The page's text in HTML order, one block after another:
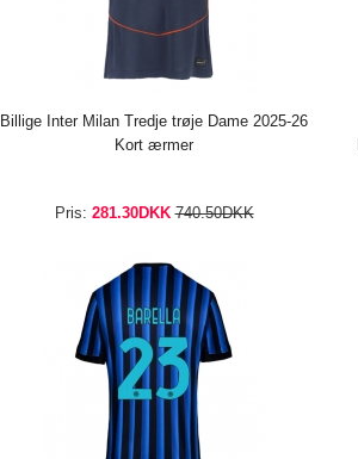
Billige Inter Milan Tredje trøje Dame 2025-26
Kort ærmer
Pris: 281.30DKK 740.50DKK